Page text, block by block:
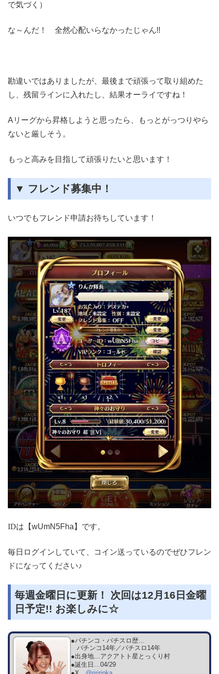
で気づく）
な～んだ！ 全然心配いらなかったじゃん!!
勘違いではありましたが、最後まで頑張って取り組めた
し、残留ラインに入れたし、結果オーライですね！
Aリーグから昇格しようと思ったら、もっとがっつりやら
ないと厳しそう。
もっと高みを目指して頑張りたいと思います！
▼ フレンド募集中！
いつでもフレンド申請お待ちしています！
IDは【wUmN5Fha】です。
毎日ログインしていて、コイン送っているのでぜひフレン
ドになってください♪
毎週金曜日に更新！ 次回は12月16日金曜
日予定!! お楽しみに☆
●パチンコ・パチスロ歴…
パチンコ14年／パチスロ14年
●出身地… アクアトト星とっくり村
●誕生日… 04/29